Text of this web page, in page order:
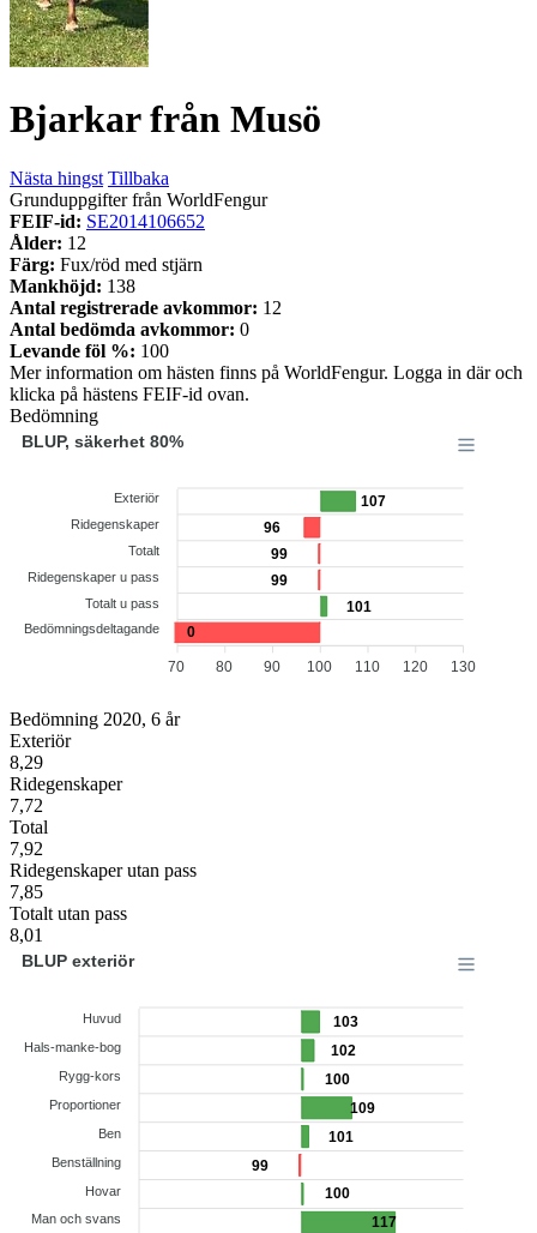
Bjarkar från Musö
Nästa hingst Tillbaka
Grunduppgifter från WorldFengur
FEIF-id: SE2014106652
Ålder: 12
Färg: Fux/röd med stjärn
Mankhöjd: 138
Antal registrerade avkommor: 12
Antal bedömda avkommor: 0
Levande föl %: 100
Mer information om hästen finns på WorldFengur. Logga in där och
klicka på hästens FEIF-id ovan.
Bedömning
107
96
99
99
101
0
Exteriör
Ridegenskaper
Totalt
Ridegenskaper u pass
Totalt u pass
Bedömningsdeltagande
130
120
110
100
90
80
70
BLUP, säkerhet 80%
Bedömning 2020, 6 år
Exteriör
8,29
Ridegenskaper
7,72
Total
7,92
Ridegenskaper utan pass
7,85
Totalt utan pass
8,01
103
102
100
109
101
99
100
117
Huvud
Hals-manke-bog
Rygg-kors
Proportioner
Ben
Benställning
Hovar
Man och svans
BLUP exteriör